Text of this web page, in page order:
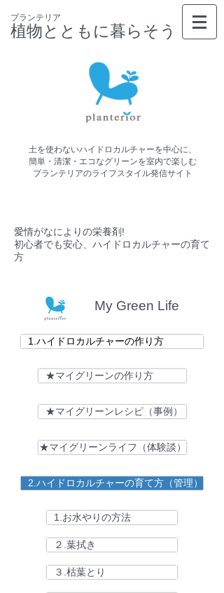
土を使わないハイドロカルチャーを中心に、
簡単・清潔・エコなグリーンを室内で楽しむ
プランテリアのライフスタイル発信サイト
プランテリア
植物とともに暮らそう
愛情がなによりの栄養剤!
初心者でも安心、ハイドロカルチャーの育て
方
My Green Life
1.ハイドロカルチャーの作り方
★マイグリーンの作り方
★マイグリーンレシピ（事例）
★マイグリーンライフ（体験談）
2.ハイドロカルチャーの育て方（管理）
1.お水やりの方法
２.葉拭き
３.枯葉とり